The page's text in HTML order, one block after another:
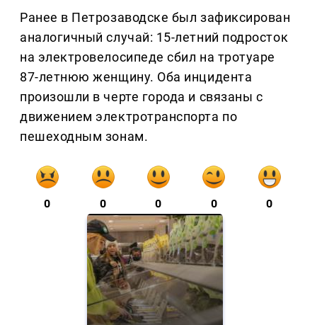
Ранее в Петрозаводске был зафиксирован
аналогичный случай: 15-летний подросток
на электровелосипеде сбил на тротуаре
87-летнюю женщину. Оба инцидента
произошли в черте города и связаны с
движением электротранспорта по
пешеходным зонам.
0 0 0 0 0